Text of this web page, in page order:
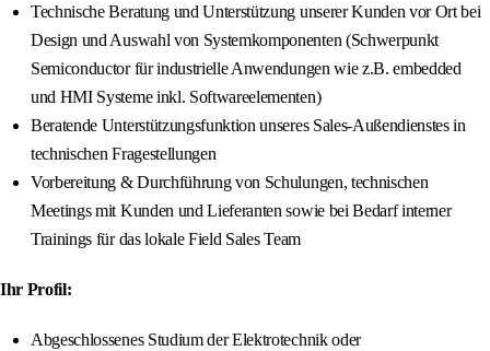
Technische Beratung und Unterstützung unserer Kunden vor Ort bei
Design und Auswahl von Systemkomponenten (Schwerpunkt
Semiconductor für industrielle Anwendungen wie z.B. embedded
und HMI Systeme inkl. Softwareelementen)
Beratende Unterstützungsfunktion unseres Sales-Außendienstes in
technischen Fragestellungen
Vorbereitung & Durchführung von Schulungen, technischen
Meetings mit Kunden und Lieferanten sowie bei Bedarf interner
Trainings für das lokale Field Sales Team
Ihr Profil:
Abgeschlossenes Studium der Elektrotechnik oder